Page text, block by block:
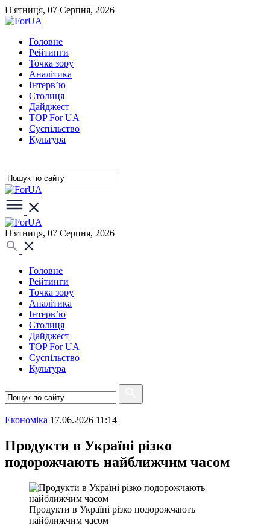
П'ятниця, 07 Серпня, 2026
Головне
Рейтинги
Точка зору
Аналітика
Інтерв’ю
Столиця
Дайджест
TOP For UA
Суспiльство
Культура
П'ятниця, 07 Серпня, 2026
Головне
Рейтинги
Точка зору
Аналітика
Інтерв’ю
Столиця
Дайджест
TOP For UA
Суспiльство
Культура
Економіка 17.06.2026 11:14
Продукти в Україні різко
подорожчають найближчим часом
Продукти в Україні різко подорожчають
найближчим часом